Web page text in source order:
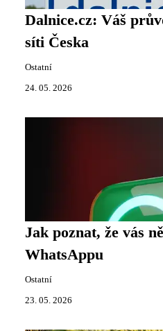
Dalnice.cz: Váš
síti Česka
Ostatní
24. 05. 2026
Jak poznat, že vás
WhatsAppu
Ostatní
23. 05. 2026